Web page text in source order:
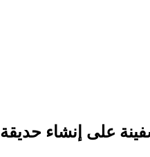
على إنشاء